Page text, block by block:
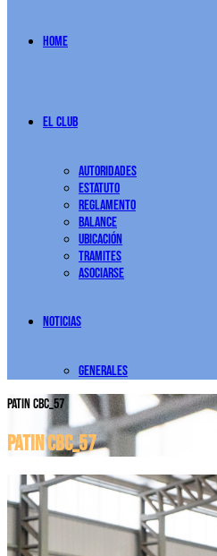
Home
El Club
Autoridades
Estatuto
Reglamento
Balance
Ubicación
Tramites
Asociarse
Noticias
Generales
PATIN CBC_57
PATIN CBC_57